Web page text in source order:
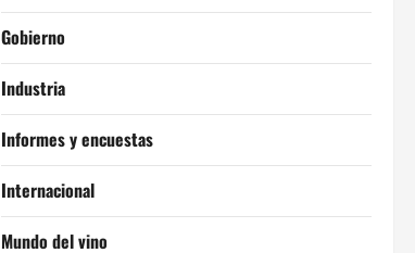
Gobierno
Industria
Informes y encuestas
Internacional
Mundo del vino